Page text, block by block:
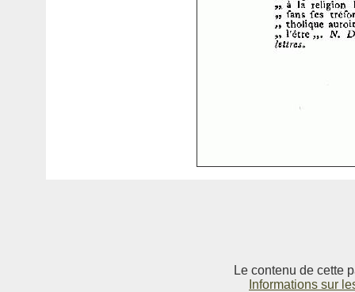
Le contenu de cette
Informations sur